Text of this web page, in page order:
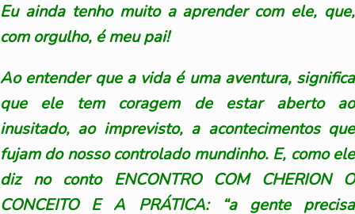
Eu ainda tenho muito a aprender com ele, que,
com orgulho, é meu pai!
Ao entender que a vida é uma aventura, significa
que ele tem coragem de estar aberto ao
inusitado, ao imprevisto, a acontecimentos que
fujam do nosso controlado mundinho. E, como ele
diz no conto ENCONTRO COM CHERION O
CONCEITO E A PRÁTICA: “a gente precisa